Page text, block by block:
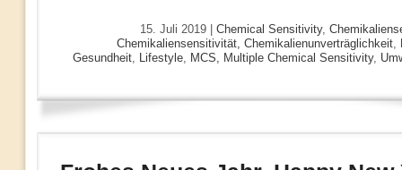
15. Juli 2019 | Chemical Sensitivity,
Chemikaliensensitivität, Chemikalienunverträglichkeit,
Gesundheit, Lifestyle, MCS, Multiple Chemical Sensitivity,